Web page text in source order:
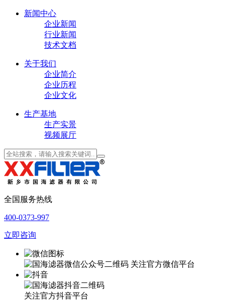
新闻中心
企业新闻
行业新闻
技术文档
关于我们
企业简介
企业历程
企业文化
生产基地
生产实景
视频展厅
全国服务热线
400-0373-997
立即咨询
关注官方微信平台
关注官方抖音平台